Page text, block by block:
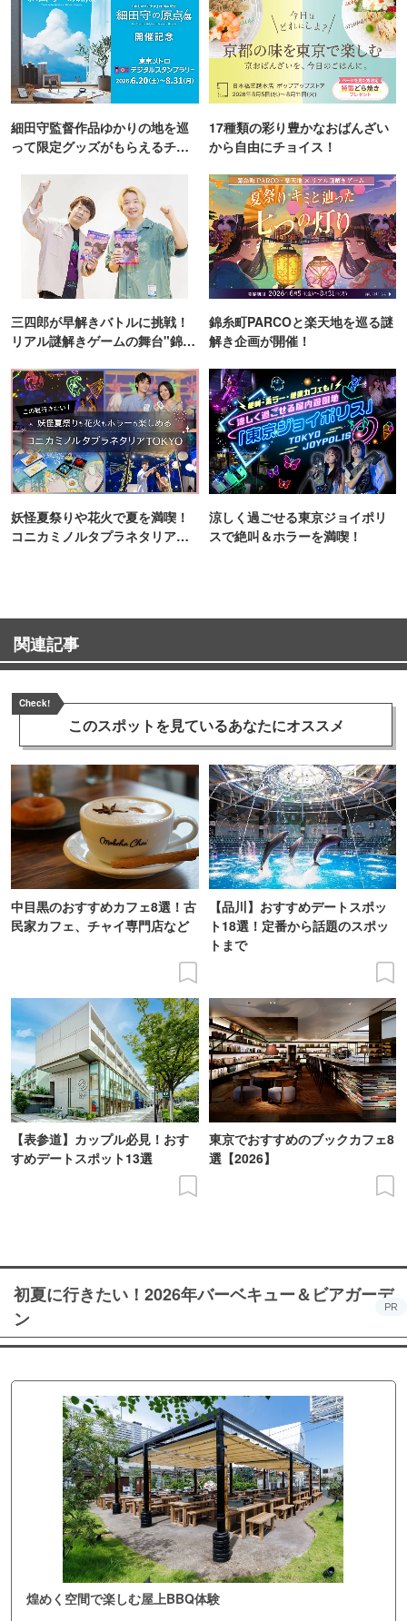
細田守監督作品ゆかりの地を巡
って限定グッズがもらえるチャ
17種類の彩り豊かなおばんざい
から自由にチョイス！
三四郎が早解きバトルに挑戦！
リアル謎解きゲームの舞台"錦糸
錦糸町PARCOと楽天地を巡る謎
解き企画が開催！
妖怪夏祭りや花火で夏を満喫！
コニカミノルタプラネタリア
涼しく過ごせる東京ジョイポリ
スで絶叫＆ホラーを満喫！
関連記事
Check!
このスポットを見ているあなたにオススメ
中目黒のおすすめカフェ8選！古
民家カフェ、チャイ専門店など
【品川】おすすめデートスポッ
ト18選！定番から話題のスポッ
トまで
【表参道】カップル必見！おす
すめデートスポット13選
東京でおすすめのブックカフェ8
選【2026】
初夏に行きたい！2026年バーベキュー＆ビアガーデ
ン
PR
煌めく空間で楽しむ屋上BBQ体験